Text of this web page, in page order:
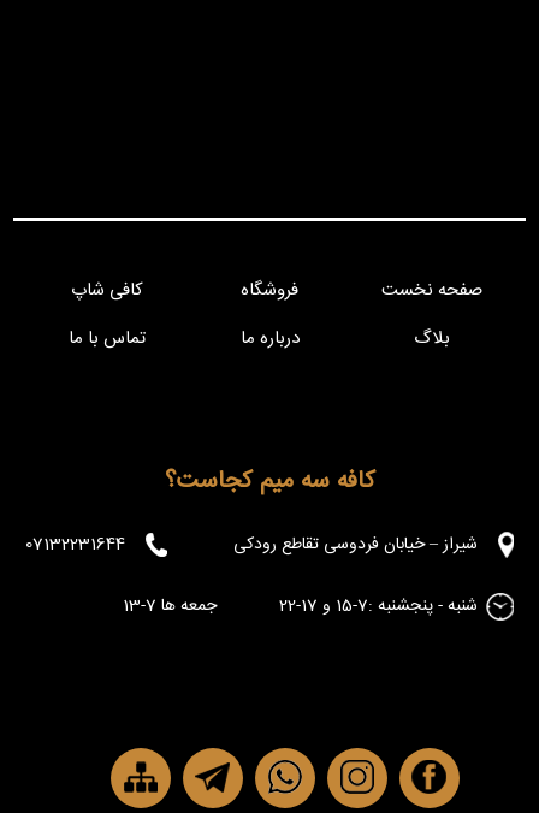
صفحه نخست فروشگاه
کافی شاپ
بلاگ
درباره ما تماس با ما
کافه سه میم کجاست؟
شیراز – خیابان فردوسی تقاطع رودکی 07132231644
شنبه - پنجشنبه :7-15 و 17-22 جمعه ها 7-13